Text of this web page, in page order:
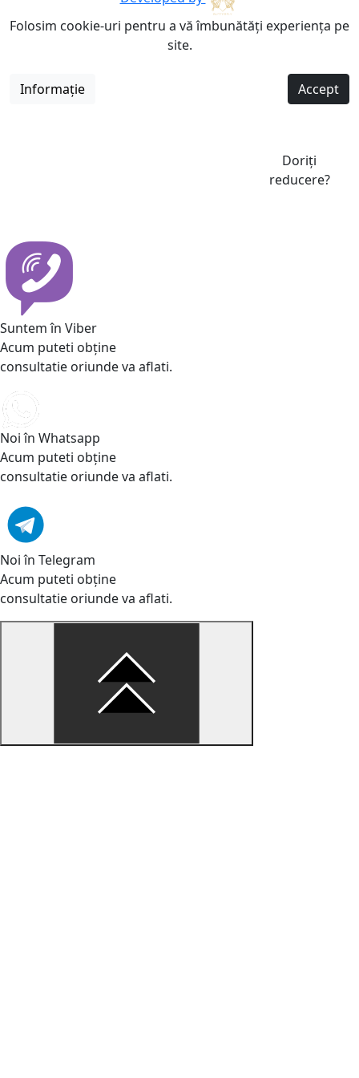
Folosim cookie-uri pentru a vă îmbunătăți experiența pe
site.
Informație Accept
Doriți
reducere?
Suntem în Viber
Acum puteti obține
consultatie oriunde va aflati.
Noi în Whatsapp
Acum puteti obține
consultatie oriunde va aflati.
Noi în Telegram
Acum puteti obține
consultatie oriunde va aflati.